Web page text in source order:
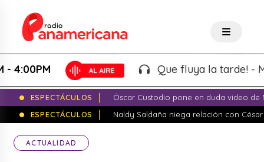
Que fluya la tarde! - Martin
ESPECTÁCULOS
Óscar Custodio pone en duda video de
ESPECTÁCULOS
Naldy Saldaña niega relación con
ACTUALIDAD